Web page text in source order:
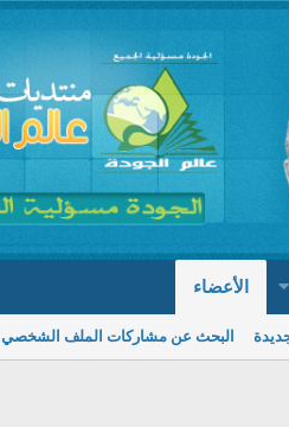
الأعضاء
البحث عن مشاركات الملف الشخصي